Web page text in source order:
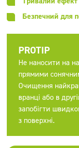
Безпечний для
PROTIP
Не наносити на
прямими
Очищення
вранці або в
запобігти
з поверхні.